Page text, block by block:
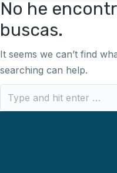
No he
buscas.
It seems we can’t find
searching can help.